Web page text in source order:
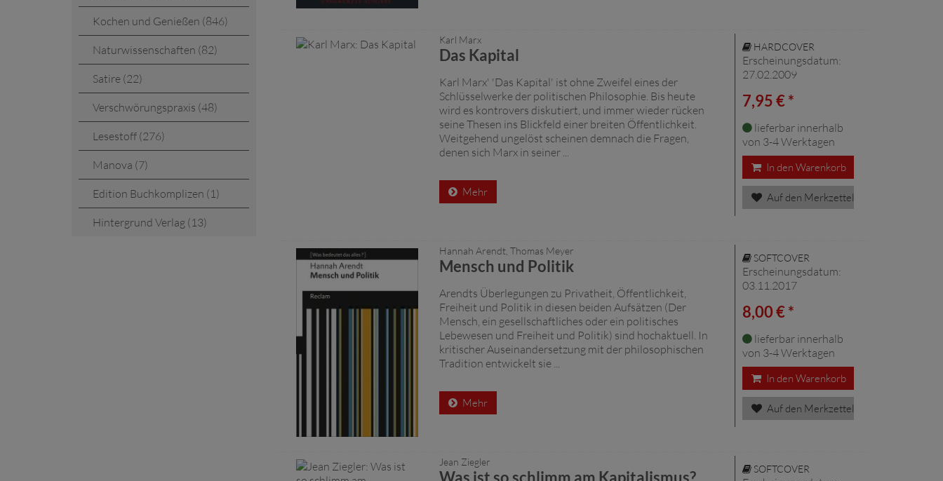
Kochen und Genießen (846)
Naturwissenschaften (82)
Satire (22)
Verschwörungspraxis (48)
Lesestoff (276)
Manova (7)
Edition Buchkomplizen (1)
Hintergrund Verlag (13)
Karl Marx
Das Kapital
Karl Marx' 'Das Kapital' ist ohne Zweifel eines der
Schlüsselwerke der politischen Philosophie. Bis heute
wird es kontrovers diskutiert, und immer wieder rücken
seine Thesen ins Blickfeld einer breiten Öffentlichkeit.
Weitgehend ungelöst scheinen demnach die Fragen,
denen sich Marx in seiner ...
Mehr
HARDCOVER
Erscheinungsdatum:
27.02.2009
7,95 € *
lieferbar innerhalb
von 3-4 Werktagen
In den Warenkorb
Auf den Merkzettel
Hannah Arendt, Thomas Meyer
Mensch und Politik
Arendts Überlegungen zu Privatheit, Öffentlichkeit,
Freiheit und Politik in diesen beiden Aufsätzen (Der
Mensch, ein gesellschaftliches oder ein politisches
Lebewesen und Freiheit und Politik) sind hochaktuell. In
kritischer Auseinandersetzung mit der philosophischen
Tradition entwickelt sie ...
Mehr
SOFTCOVER
Erscheinungsdatum:
03.11.2017
8,00 € *
lieferbar innerhalb
von 3-4 Werktagen
In den Warenkorb
Auf den Merkzettel
Jean Ziegler
Was ist so schlimm am Kapitalismus? SOFTCOVER